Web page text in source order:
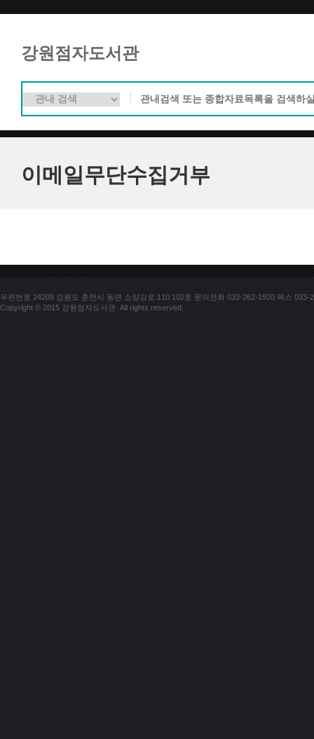
강원점자도서관
이메일무단수집거부
우편번호 24209 강원도 춘천시 동면 소양강로 110 102호 문의전화 033-262-1920 팩스 033-
Copyright © 2015 강원점자도서관. All rights reserved.